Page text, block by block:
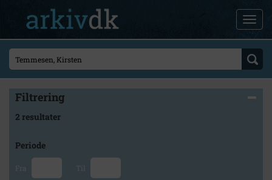
Filtrering
2 resultater
Periode
Fra Til